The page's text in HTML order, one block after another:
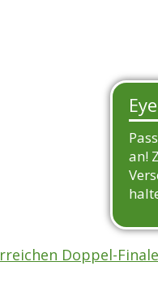
Doppel-Finale